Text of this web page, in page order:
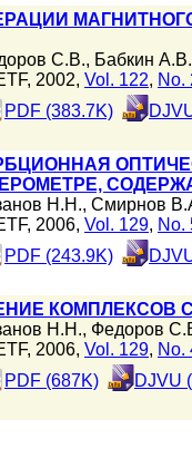
С.В., Бабкин А.В.
2002, Vol. 122, No.
PDF (383.7K)
Н.Н., Смирнов
2006, Vol. 129, No.
PDF (243.9K)
КОМПЛЕКСОВ
Н.Н., Федоров
2006, Vol. 129, No.
PDF (687K)
DJVU